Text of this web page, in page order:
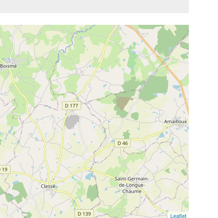
Leaflet